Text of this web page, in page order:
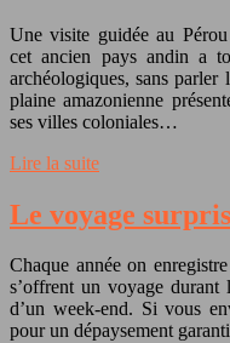
Une visite guidée au
cet ancien pays andin a
archéologiques, sans parler
plaine amazonienne
ses villes coloniales…
Lire la suite
Le voyage
Chaque année on
s’offrent un voyage durant
d’un week-end. Si vous
pour un dépaysement